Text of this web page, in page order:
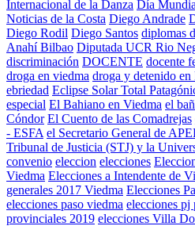
Internacional de la Danza Día
Noticias de la Costa Diego Andrade
Diego Rodil Diego Santos diplomas
Anahí Bilbao Diputada UCR Rio
discriminación DOCENTE docente
droga en viedma droga y detenido en
ebriedad Eclipse Solar Total
especial El Bahiano en Viedma el
Cóndor El Cuento de las Comadrejas
- ESFA el Secretario General de
Tribunal de Justicia (STJ) y la
convenio eleccion elecciones
Viedma Elecciones a Intendente de
generales 2017 Viedma Elecciones
elecciones paso viedma elecciones pj
provinciales 2019 elecciones Villa